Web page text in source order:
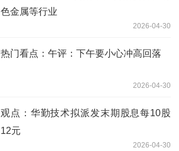
色金属等行业
2026-04-30
热门看点：午评：下午要小心冲高回落
2026-04-30
观点：华勤技术拟派发末期股息每10股
12元
2026-04-30